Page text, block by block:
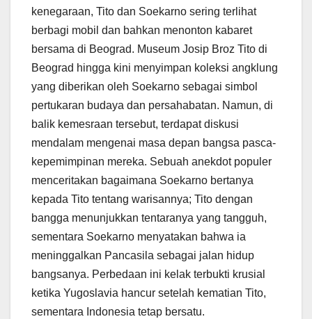
kenegaraan, Tito dan Soekarno sering terlihat
berbagi mobil dan bahkan menonton kabaret
bersama di Beograd. Museum Josip Broz Tito di
Beograd hingga kini menyimpan koleksi angklung
yang diberikan oleh Soekarno sebagai simbol
pertukaran budaya dan persahabatan. Namun, di
balik kemesraan tersebut, terdapat diskusi
mendalam mengenai masa depan bangsa pasca-
kepemimpinan mereka. Sebuah anekdot populer
menceritakan bagaimana Soekarno bertanya
kepada Tito tentang warisannya; Tito dengan
bangga menunjukkan tentaranya yang tangguh,
sementara Soekarno menyatakan bahwa ia
meninggalkan Pancasila sebagai jalan hidup
bangsanya. Perbedaan ini kelak terbukti krusial
ketika Yugoslavia hancur setelah kematian Tito,
sementara Indonesia tetap bersatu.